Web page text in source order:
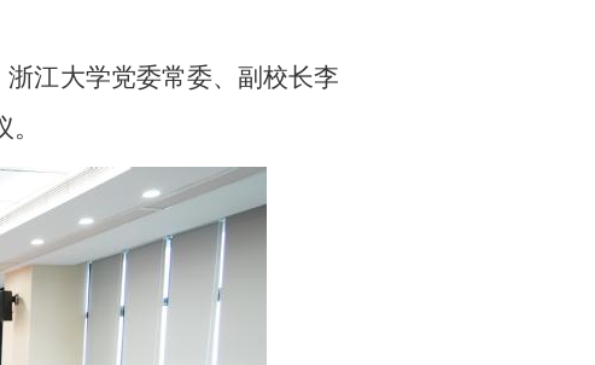
江大学党委常委、副校长李
。